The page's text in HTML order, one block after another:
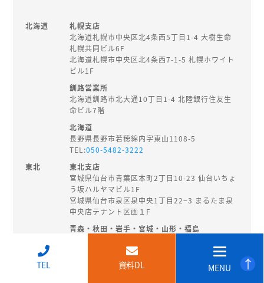
↑
北海道
札幌支店
北海道札幌市中央区北4条西5丁目1-4 大樹生命
札幌共同ビル6F
北海道札幌市中央区北4条西7-1-5 札幌ホワイト
ビル1F
釧路営業所
北海道釧路市北大通10丁目1-4 北陸銀行住友生
命ビル7階
北海道
長野県長野市若穂綿内字東山1108-5
TEL:050-5482-3222
東北
東北支店
宮城県仙台市青葉区本町2丁目10-23 仙台いちょ
う坂ハルヤマビル1F
宮城県仙台市泉区泉中央1丁目22−3 まるたま泉
中央店テナント区画１F
青森・秋田・岩手・宮城・山形・福島
018-874-8202
北陸・
TEL 資料DL MENU